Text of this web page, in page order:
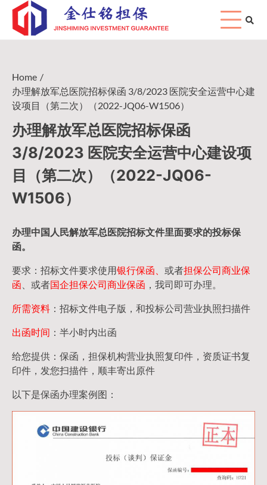
Skip
content
Home
办理解放军总医院招标保函 3/8/2023 医院安全运营中心建
设项目（第二次）（2022-JQ06-W1506）
办理解放军总医院招标保函
3/8/2023 医院安全运营中心建设项
目（第二次）（2022-JQ06-
W1506）
办理中国人民解放军总医院招标文件里面要求的投标保
函。
要求：招标文件要求使用银行保函、 或者担保公司商业保
函 、或者国企担保公司商业保函 ，我司即可办理。
所需资料 ：招标文件电子版，和投标公司营业执照扫描件
出函时间 ：半小时内出函
给您提供：保函，担保机构营业执照复印件，资质证书复
印件，发您扫描件，顺丰寄出原件
以下是保函办理案例图：